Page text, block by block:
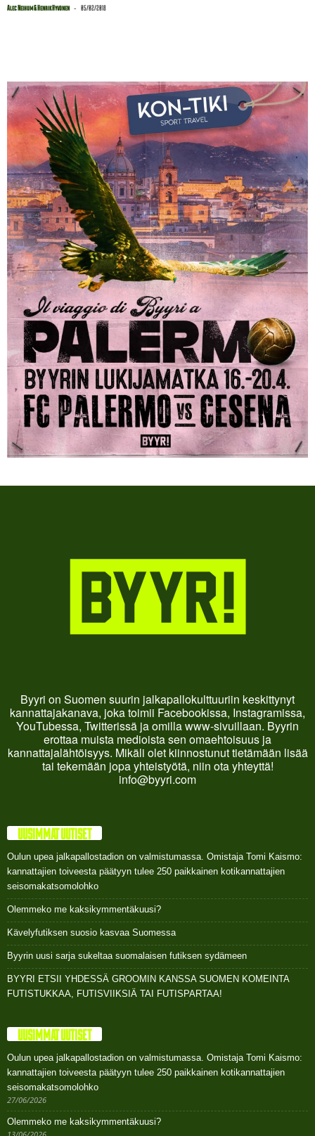
Alec Neihum & Henrik Hyvönen - 05/02/2018
Byyri on Suomen suurin jalkapallokulttuuriin keskittynyt
kannattajakanava, joka toimii Facebookissa, Instagramissa,
YouTubessa, Twitterissä ja omilla www-sivuillaan. Byyrin
erottaa muista medioista sen omaehtoisuus ja
kannattajalähtöisyys. Mikäli olet kiinnostunut tietämään lisää
tai tekemään jopa yhteistyötä, niin ota yhteyttä!
info@byyri.com
UUSIMMAT UUTISET
Oulun upea jalkapallostadion on valmistumassa. Omistaja Tomi Kaismo:
kannattajien toiveesta päätyyn tulee 250 paikkainen kotikannattajien
seisomakatsomolohko
Olemmeko me kaksikymmentäkuusi?
Kävelyfutiksen suosio kasvaa Suomessa
Byyrin uusi sarja sukeltaa suomalaisen futiksen sydämeen
BYYRI ETSII YHDESSÄ GROOMIN KANSSA SUOMEN KOMEINTA
FUTISTUKKAA, FUTISVIIKSIÄ TAI FUTISPARTAA!
UUSIMMAT UUTISET
Oulun upea jalkapallostadion on valmistumassa. Omistaja Tomi Kaismo:
kannattajien toiveesta päätyyn tulee 250 paikkainen kotikannattajien
seisomakatsomolohko
27/06/2026
Olemmeko me kaksikymmentäkuusi?